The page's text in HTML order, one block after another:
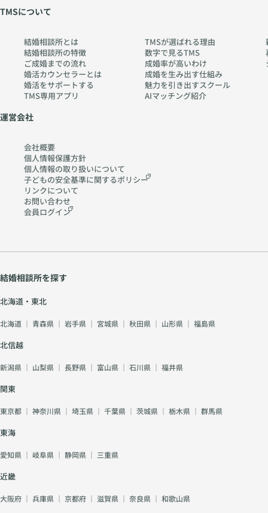
w
w.
ch
err
y-
TMSについて
結婚相談所とは
結婚相談所の特徴
ご成婚までの流れ
婚活カウンセラーとは
婚活をサポートする
TMS専用アプリ
TMSが選ばれる理由
数字で見るTMS
成婚率が高いわけ
成婚を生み出す仕組み
魅力を引き出すスクール
AIマッチング紹介
運営会社
会社概要
個人情報保護方針
個人情報の取り扱いについて
子どもの安全基準に関するポリシー
リンクについて
お問い合わせ
会員ログイン
結婚相談所を探す
北海道・東北
北海道 ｜ 青森県 ｜ 岩手県 ｜ 宮城県 ｜ 秋田県 ｜ 山形県 ｜ 福島県
北信越
新潟県 ｜ 山梨県 ｜ 長野県 ｜ 富山県 ｜ 石川県 ｜ 福井県
関東
東京都 ｜ 神奈川県 ｜ 埼玉県 ｜ 千葉県 ｜ 茨城県 ｜ 栃木県 ｜ 群馬県
東海
愛知県 ｜ 岐阜県 ｜ 静岡県 ｜ 三重県
近畿
大阪府 ｜ 兵庫県 ｜ 京都府 ｜ 滋賀県 ｜ 奈良県 ｜ 和歌山県